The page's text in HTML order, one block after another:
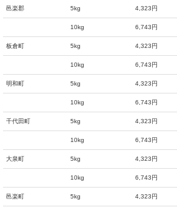
邑楽郡 5kg 4,323円
10kg 6,743円
板倉町 5kg 4,323円
10kg 6,743円
明和町 5kg 4,323円
10kg 6,743円
千代田町 5kg 4,323円
10kg 6,743円
大泉町 5kg 4,323円
10kg 6,743円
邑楽町 5kg 4,323円